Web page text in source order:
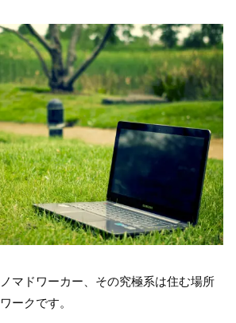
マドワーカー、その究極系は住む場所
ークです。